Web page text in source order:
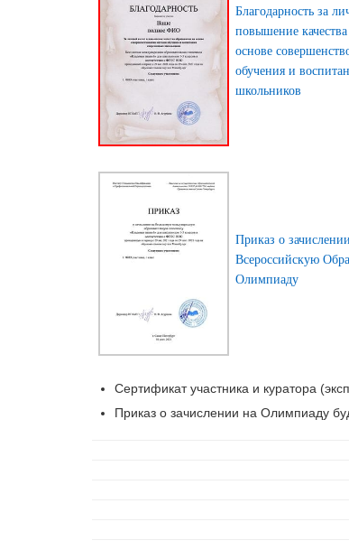
Благодарность за
повышение
основе
обучения и
школьников
Приказ о
Всероссийскую
Олимпиаду
Сертификат участника и куратора
Приказ о зачислении на Олимпиаду